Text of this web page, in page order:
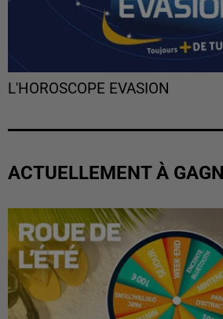
L'HOROSCOPE EVASION
ACTUELLEMENT À